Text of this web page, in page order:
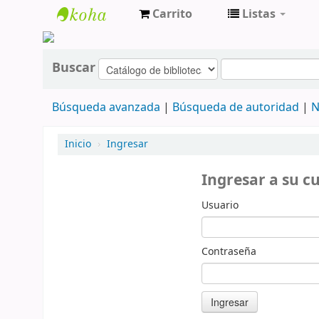
Carrito Listas
Buscar
Búsqueda avanzada Búsqueda de autoridad
Inicio › Ingresar
Ingresar a su
Usuario
Contraseña